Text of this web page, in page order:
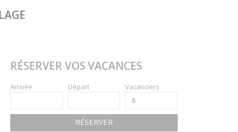
RÉSERVER VOS VACANCES
Arrivée Départ Vacanciers
RÉSERVER